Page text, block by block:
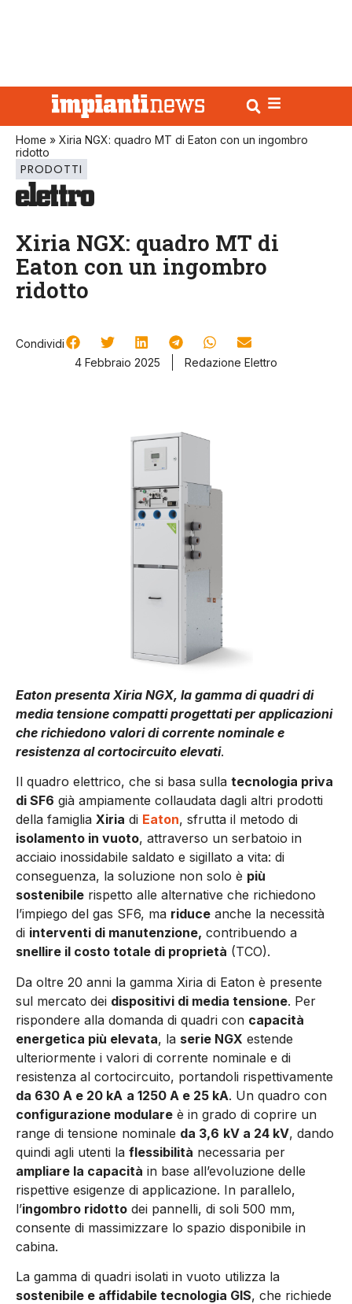
Home » Xiria NGX: quadro MT di Eaton con un ingombro
ridotto
PRODOTTI
Xiria NGX: quadro MT di
Eaton con un ingombro
ridotto
Condividi
4 Febbraio 2025
Redazione Elettro
Eaton presenta Xiria NGX, la gamma di quadri di
media tensione compatti progettati per applicazioni
che richiedono valori di corrente nominale e
resistenza al cortocircuito elevati.
Il quadro elettrico, che si basa sulla tecnologia priva
di SF6 già ampiamente collaudata dagli altri prodotti
della famiglia Xiria di Eaton, sfrutta il metodo di
isolamento in vuoto, attraverso un serbatoio in
acciaio inossidabile saldato e sigillato a vita: di
conseguenza, la soluzione non solo è più
sostenibile rispetto alle alternative che richiedono
l’impiego del gas SF6, ma riduce anche la necessità
di interventi di manutenzione, contribuendo a
snellire il costo totale di proprietà (TCO).
Da oltre 20 anni la gamma Xiria di Eaton è presente
sul mercato dei dispositivi di media tensione. Per
rispondere alla domanda di quadri con capacità
energetica più elevata, la serie NGX estende
ulteriormente i valori di corrente nominale e di
resistenza al cortocircuito, portandoli rispettivamente
da 630 A e 20 kA a 1250 A e 25 kA. Un quadro con
configurazione modulare è in grado di coprire un
range di tensione nominale da 3,6 kV a 24 kV, dando
quindi agli utenti la flessibilità necessaria per
ampliare la capacità in base all’evoluzione delle
rispettive esigenze di applicazione. In parallelo,
l’ingombro ridotto dei pannelli, di soli 500 mm,
consente di massimizzare lo spazio disponibile in
cabina.
La gamma di quadri isolati in vuoto utilizza la
sostenibile e affidabile tecnologia GIS, che richiede